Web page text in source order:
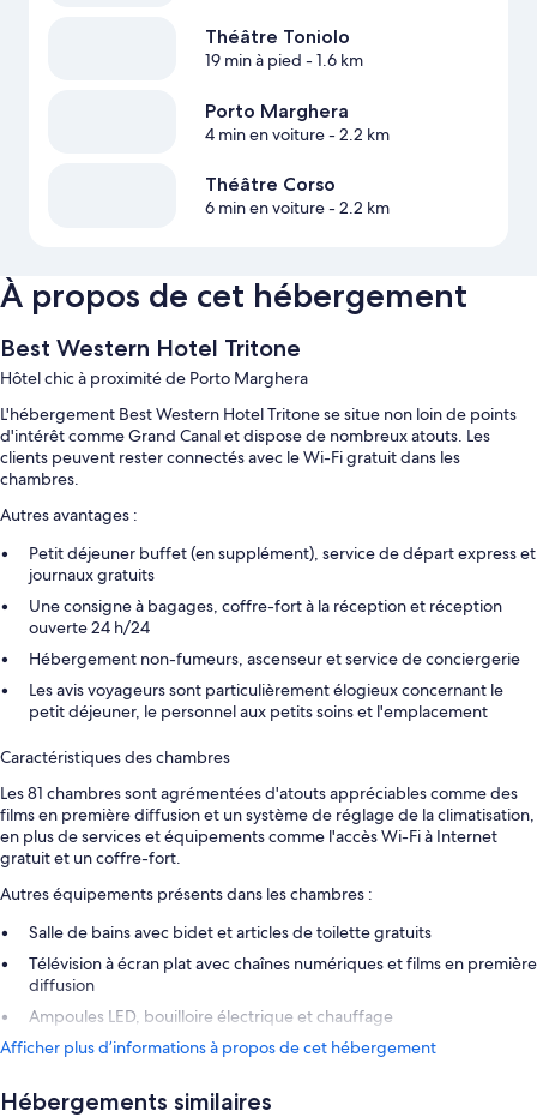
Théâtre Toniolo
19 min à pied - 1.6 km
Porto Marghera
4 min en voiture- 2.2 km
Théâtre Corso
6 min en voiture- 2.2 km
À propos de cet hébergement
Best Western Hotel Tritone
Hôtel chic à proximité de Porto Marghera
L'hébergement Best Western Hotel Tritone se situe non loin de points
d'intérêt comme Grand Canal et dispose de nombreux atouts. Les
clients peuvent rester connectés avec le Wi-Fi gratuit dans les
chambres.
Autres avantages :
Petit déjeuner buffet (en supplément), service de départ express et
journaux gratuits
Une consigne à bagages, coffre-fort à la réception et réception
ouverte 24 h/24
Hébergement non-fumeurs, ascenseur et service de conciergerie
Les avis voyageurs sont particulièrement élogieux concernant le
petit déjeuner, le personnel aux petits soins et l'emplacement
Caractéristiques des chambres
Les 81 chambres sont agrémentées d'atouts appréciables comme des
films en première diffusion et un système de réglage de la climatisation,
en plus de services et équipements comme l'accès Wi-Fi à Internet
gratuit et un coffre-fort.
Autres équipements présents dans les chambres :
Salle de bains avec bidet et articles de toilette gratuits
Télévision à écran plat avec chaînes numériques et films en première
diffusion
Ampoules LED, bouilloire électrique et chauffage
Afficher plus d’informations à propos de cet hébergement
Hébergements similaires